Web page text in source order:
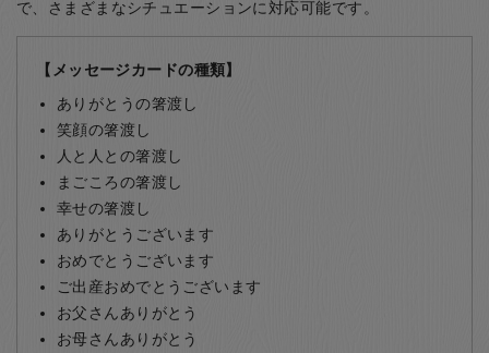
で、さまざまなシチュエーションに対応可能です。
【メッセージカードの種類】
ありがとうの箸渡し
笑顔の箸渡し
人と人との箸渡し
まごころの箸渡し
幸せの箸渡し
ありがとうございます
おめでとうございます
ご出産おめでとうございます
お父さんありがとう
お母さんありがとう